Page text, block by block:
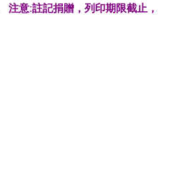
注意:註記捐贈，列印期限截止，